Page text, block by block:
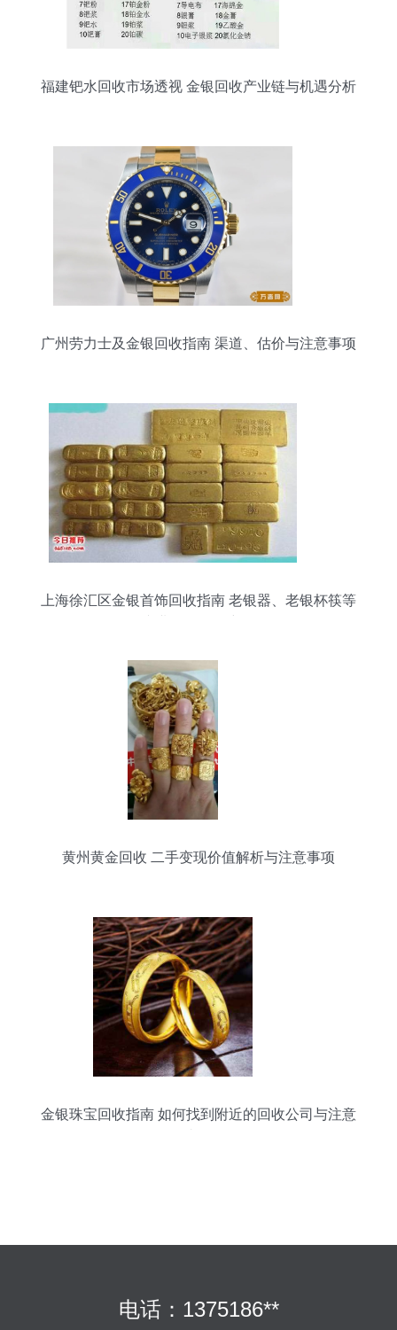
福建钯水回收市场透视 金银回收产业链与机遇分析
广州劳力士及金银回收指南 渠道、估价与注意事项
上海徐汇区金银首饰回收指南 老银器、老银杯筷等
黄州黄金回收 二手变现价值解析与注意事项
金银珠宝回收指南 如何找到附近的回收公司与注意
电话：1375186**